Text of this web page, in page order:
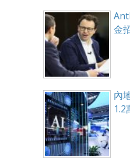
金
內
1.2